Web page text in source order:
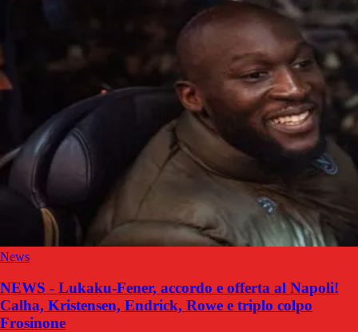
News
NEWS - Lukaku-Fener, accordo e offerta al Napoli!
Calha, Kristensen, Endrick, Rowe e triplo colpo
Frosinone